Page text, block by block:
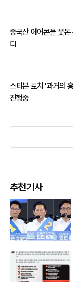
중국산 에어콘을 웃돈
디
스티븐 로치 '과거의
진행중
추천기사